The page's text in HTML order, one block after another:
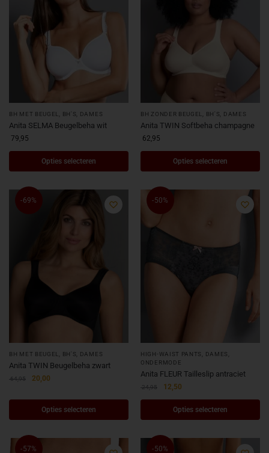
BH MET BEUGEL BH'S DAMES
Anita SELMA Beugelbeha wit
79,95
Opties selecteren
BH ZONDER BEUGEL BH'S DAMES
Anita TWIN Softbeha champagne
62,95
Opties selecteren
-69%
BH MET BEUGEL BH'S DAMES
Anita TWIN Beugelbeha zwart
64,95 20,00
Opties selecteren
-50%
HIGH-WAIST PANTS DAMES
ONDERMODE
Anita FLEUR Tailleslip antraciet
24,95 12,50
Opties selecteren
-57% -50%